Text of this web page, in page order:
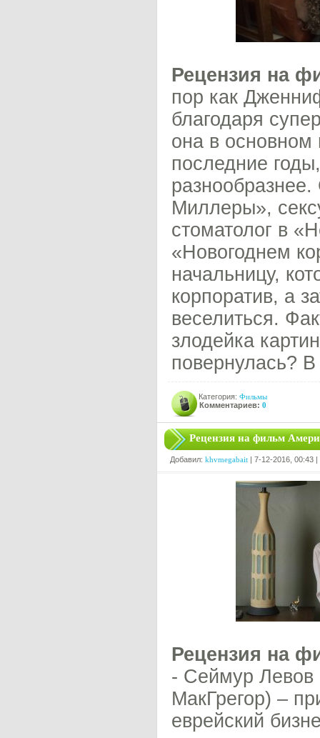
Рецензия на
пор как
благодаря
она в основном
последние
Миллеры»,
стоматолог в
«Новогоднем
начальницу,
корпоратив, а
веселиться.
злодейка
повернулась? В
Категория: Фильмы
Комментариев: 0
Рецензия на фильм
Добавил: khvmegabait | 7-12-2016, 00:43
Рецензия на
- Сеймур
МакГрегор) –
еврейский